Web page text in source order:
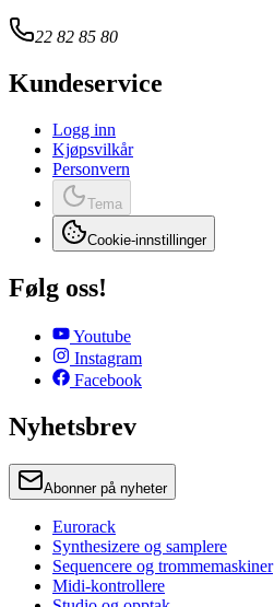
22 82 85 80
Kundeservice
Logg inn
Kjøpsvilkår
Personvern
Tema
Cookie-innstillinger
Følg oss!
Youtube
Instagram
Facebook
Nyhetsbrev
Abonner på nyheter
Eurorack
Synthesizere og samplere
Sequencere og trommemaskiner
Midi-kontrollere